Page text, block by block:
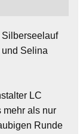
Selina
LC
mehr als nur
Runde